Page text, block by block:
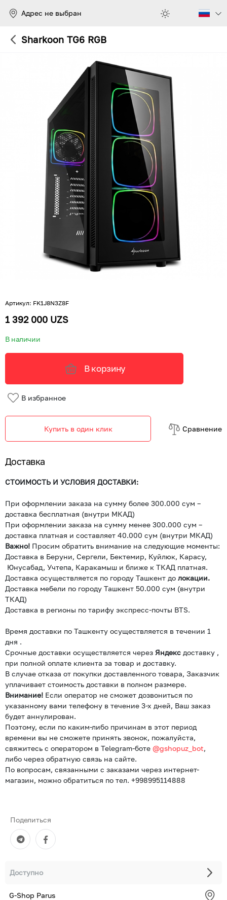
Адрес не выбран
Sharkoon TG6 RGB
Артикул: FK1J8N3Z8F
1 392 000 UZS
В наличии
В корзину
В избранное
Купить в один клик Cравнение
Доставка
СТОИМОСТЬ И УСЛОВИЯ ДОСТАВКИ:
При оформлении заказа на сумму более 300.000 сум –
доставка бесплатная (внутри МКАД)
При оформлении заказа на сумму менее 300.000 сум –
доставка платная и составляет 40.000 сум (внутри МКАД)
Важно! Просим обратить внимание на следующие моменты:
Доставка в Беруни, Сергели, Бектемир, Куйлюк, Карасу,
Юнусабад, Учтепа, Каракамыш и ближе к ТКАД платная.
Доставка осуществляется по городу Ташкент до локации.
Доставка мебели по городу Ташкент 50.000 сум (внутри
ТКАД)
Доставка в регионы по тарифу экспресс-почты BTS.
Время доставки по Ташкенту осуществляется в течении 1
дня .
Срочные доставки осуществляется через Яндекс доставку ,
при полной оплате клиента за товар и доставку.
В случае отказа от покупки доставленного товара, Заказчик
уплачивает стоимость доставки в полном размере.
Внимание! Если оператор не сможет дозвониться по
указанному вами телефону в течение 3-х дней, Ваш заказ
будет аннулирован.
Поэтому, если по каким-либо причинам в этот период
времени вы не сможете принять звонок, пожалуйста,
свяжитесь с оператором в Telegram-боте @gshopuz_bot,
либо через обратную связь на сайте.
По вопросам, связанными с заказами через интернет-
магазин, можно обратиться по тел. +998995114888
Поделиться
Доступно
G-Shop Parus